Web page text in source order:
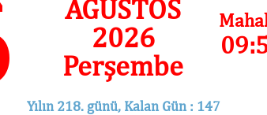
AĞUSTOS
2026
Perşembe
Yılın 218. günü, Kalan Gün : 147